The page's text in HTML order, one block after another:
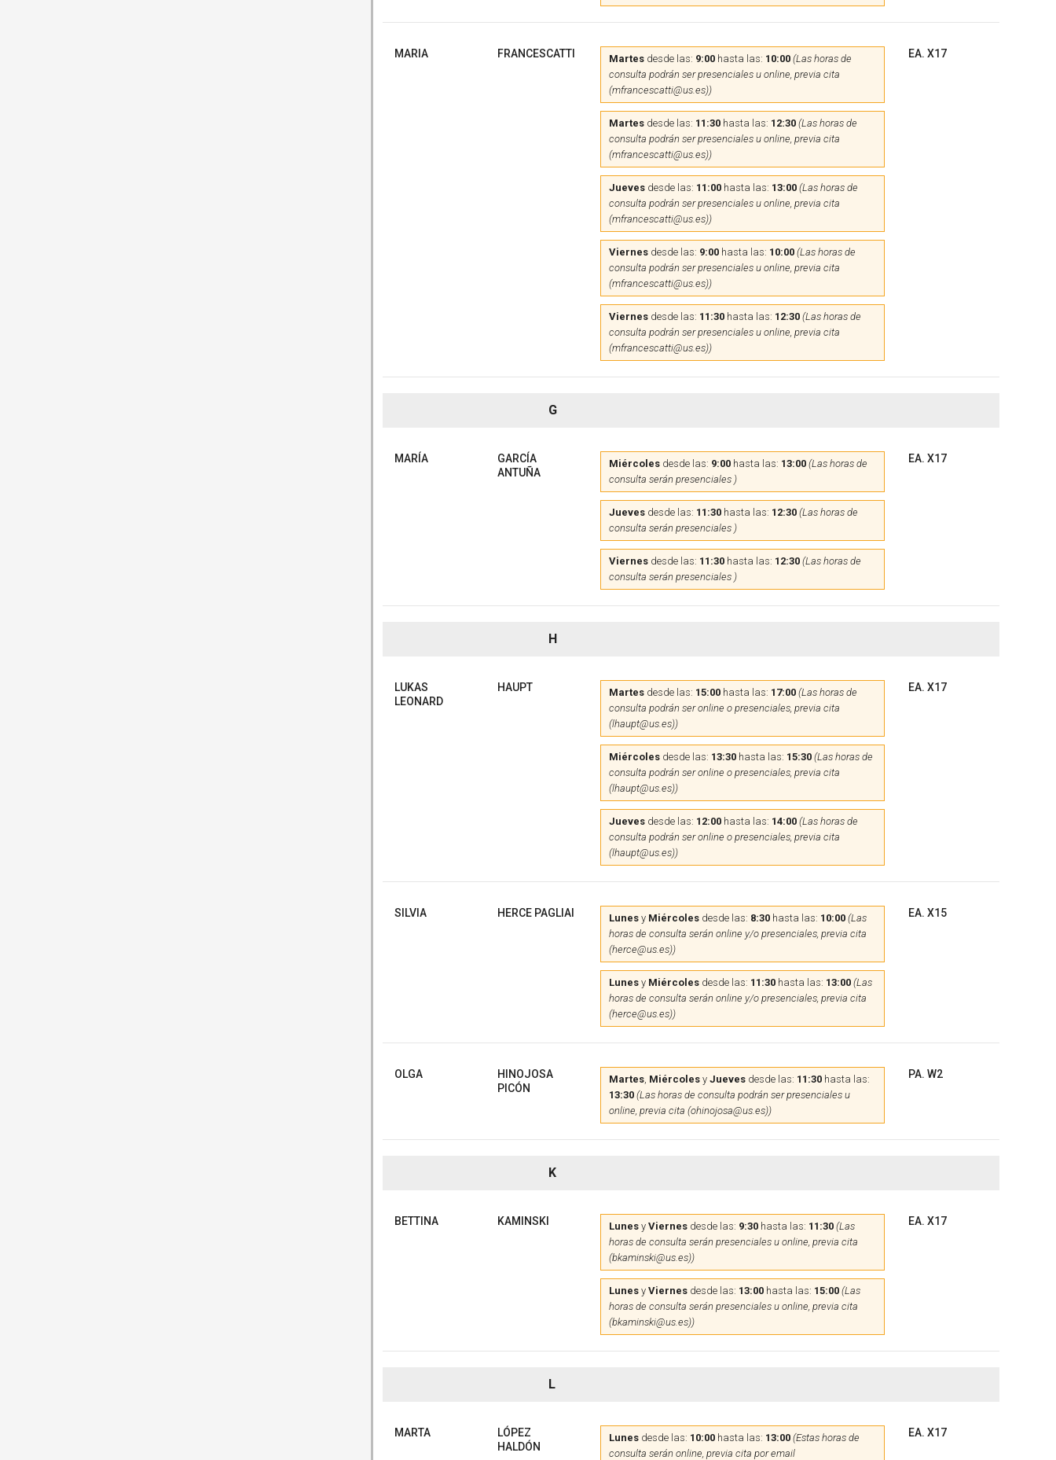
MARIA FRANCESCATTI Martesdesde las: 9:00hasta las: 10:00 (Las horas de
consulta podrán ser presenciales u online, previa cita
(mfrancescatti@us.es))
Martesdesde las: 11:30hasta las: 12:30 (Las horas de
consulta podrán ser presenciales u online, previa cita
(mfrancescatti@us.es))
Juevesdesde las: 11:00hasta las: 13:00 (Las horas de
consulta podrán ser presenciales u online, previa cita
(mfrancescatti@us.es))
Viernesdesde las: 9:00hasta las: 10:00 (Las horas de
consulta podrán ser presenciales u online, previa cita
(mfrancescatti@us.es))
Viernesdesde las: 11:30hasta las: 12:30 (Las horas de
consulta podrán ser presenciales u online, previa cita
(mfrancescatti@us.es))
EA. X17
G
MARÍA
GARCÍA
ANTUÑA
Miércolesdesde las: 9:00hasta las: 13:00 (Las horas de
consulta serán presenciales )
Juevesdesde las: 11:30hasta las: 12:30 (Las horas de
consulta serán presenciales )
Viernesdesde las: 11:30hasta las: 12:30 (Las horas de
consulta serán presenciales )
EA. X17
H
LUKAS
LEONARD
HAUPT Martesdesde las: 15:00hasta las: 17:00 (Las horas de
consulta podrán ser online o presenciales, previa cita
(lhaupt@us.es))
Miércolesdesde las: 13:30hasta las: 15:30 (Las horas de
consulta podrán ser online o presenciales, previa cita
(lhaupt@us.es))
Juevesdesde las: 12:00hasta las: 14:00 (Las horas de
consulta podrán ser online o presenciales, previa cita
(lhaupt@us.es))
EA. X17
SILVIA HERCE PAGLIAI Lunesy Miércolesdesde las: 8:30hasta las: 10:00 (Las
horas de consulta serán online y/o presenciales, previa cita
(herce@us.es))
Lunesy Miércolesdesde las: 11:30hasta las: 13:00 (Las
horas de consulta serán online y/o presenciales, previa cita
(herce@us.es))
EA. X15
OLGA
HINOJOSA
PICÓN
Martes, Miércolesy Juevesdesde las: 11:30hasta las:
13:30 (Las horas de consulta podrán ser presenciales u
online, previa cita (ohinojosa@us.es))
PA. W2
K
BETTINA KAMINSKI Lunesy Viernesdesde las: 9:30hasta las: 11:30 (Las
horas de consulta serán presenciales u online, previa cita
(bkaminski@us.es))
Lunesy Viernesdesde las: 13:00hasta las: 15:00 (Las
horas de consulta serán presenciales u online, previa cita
(bkaminski@us.es))
EA. X17
L
MARTA
LÓPEZ
HALDÓN
Lunesdesde las: 10:00hasta las: 13:00 (Estas horas de
consulta serán online, previa cita por email
EA. X17